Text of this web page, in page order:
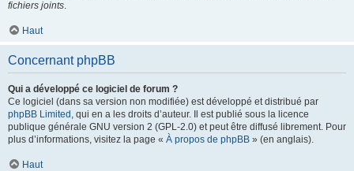
fichiers joints.
Haut
Concernant phpBB
Qui a développé ce logiciel de forum ?
Ce logiciel (dans sa version non modifiée) est développé et distribué par
phpBB Limited , qui en a les droits d’auteur. Il est publié sous la licence
publique générale GNU version 2 (GPL-2.0) et peut être diffusé librement. Pour
plus d’informations, visitez la page « À propos de phpBB » (en anglais).
Haut